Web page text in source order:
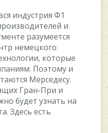
индустрия Ф1
и
разумеется
немецкого
которые
Поэтому и
Мерседесу.
Гран-При и
будет узнать на
Здесь есть